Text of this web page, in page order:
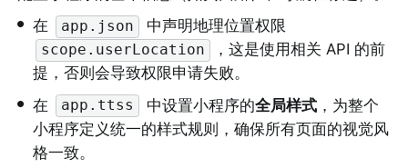
• 在 app.json
scope.userLocation
，这是使用相关 API 的前
提，否则会导致权限申请失败。
• 在 app.ttss 中设置小程序的全局样式 ，为整个
小程序定义统一的样式规则，确保所有页面的视觉风
格一致。